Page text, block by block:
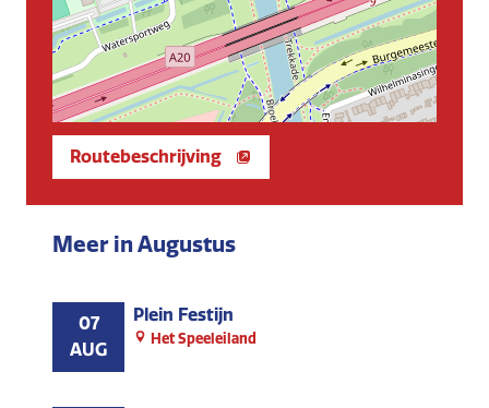
Routebeschrijving
Meer in Augustus
07
AUG
Plein Festijn
Het Speeleiland